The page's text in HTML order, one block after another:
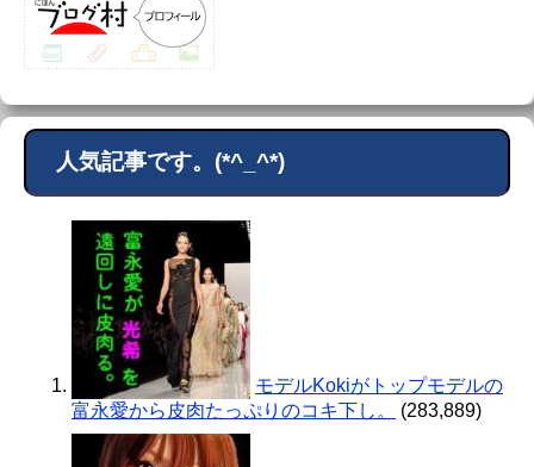
人気記事です。(*^_^*)
モデルKokiがトップモデルの
富永愛から皮肉たっぷりのコキ下し。
(283,889)